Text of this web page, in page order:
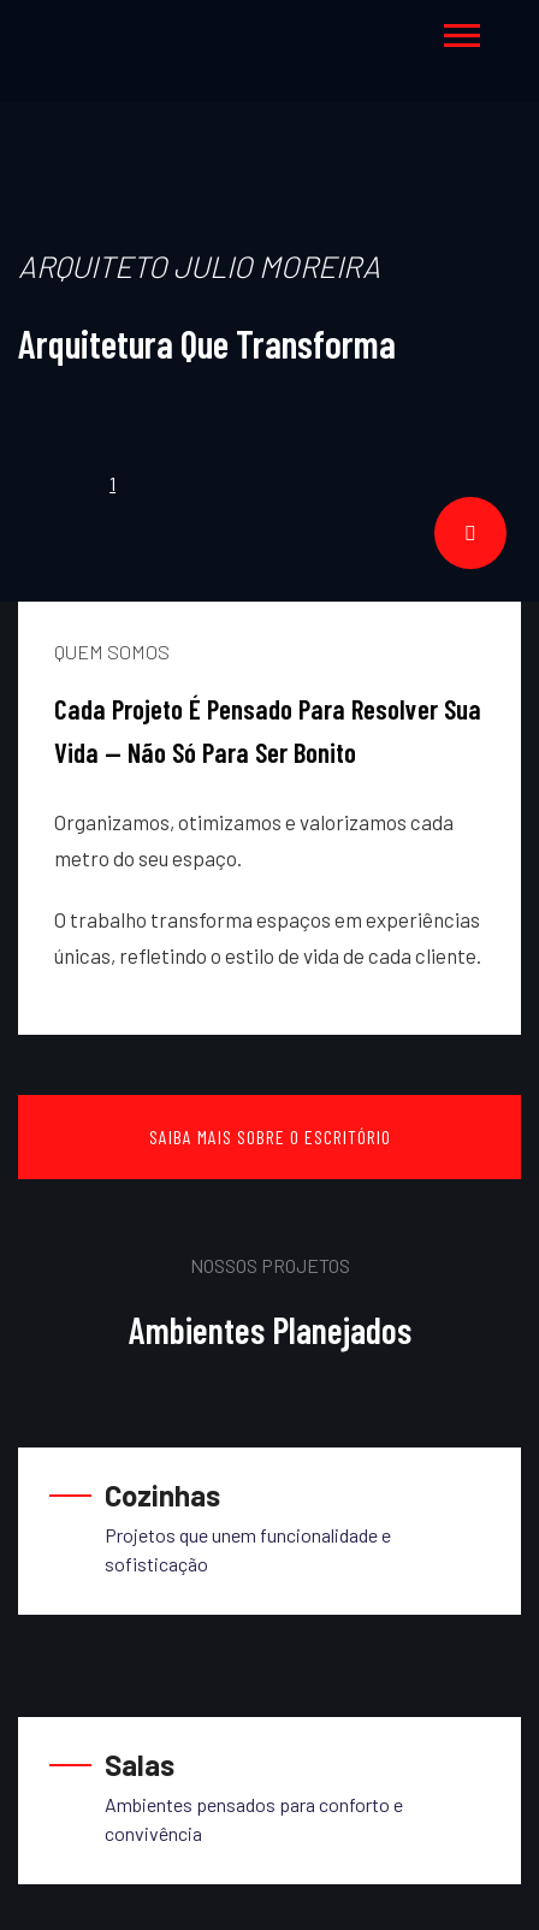
ARQUITETO JULIO MOREIRA
Arquitetura Que Transforma
1
QUEM SOMOS
Cada Projeto É Pensado Para Resolver Sua
Vida — Não Só Para Ser Bonito
Organizamos, otimizamos e valorizamos cada
metro do seu espaço.
O trabalho transforma espaços em experiências
únicas, refletindo o estilo de vida de cada cliente.
SAIBA MAIS SOBRE O ESCRITÓRIO
NOSSOS PROJETOS
Ambientes Planejados
Cozinhas
Projetos que unem funcionalidade e
sofisticação
Salas
Ambientes pensados para conforto e
convivência